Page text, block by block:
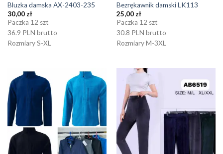
Bluzka damska AX-2403-235
30,00 zł
Paczka 12 szt
36.9 PLN brutto
Rozmiary S-XL
Bezrękawnik damski LK113
25,00 zł
Paczka 12 szt
30.8 PLN brutto
Rozmiary M-3XL